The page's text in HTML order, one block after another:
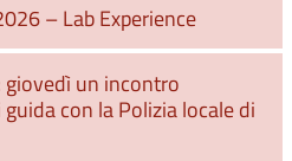
– Lab Experience
giovedì un incontro
con la Polizia locale di